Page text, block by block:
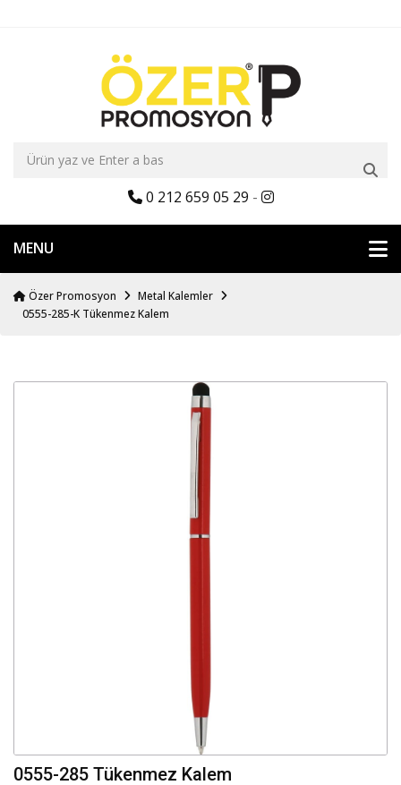
0 212 659 05 29 -
MENU
Özer Promosyon
Metal Kalemler
0555-285-K Tükenmez Kalem
0555-285 Tükenmez Kalem